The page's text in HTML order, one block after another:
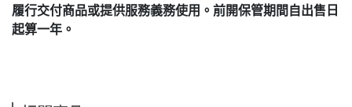
履行交付商品或提供服務義務使用。前開保管期間自出售日
起算一年。